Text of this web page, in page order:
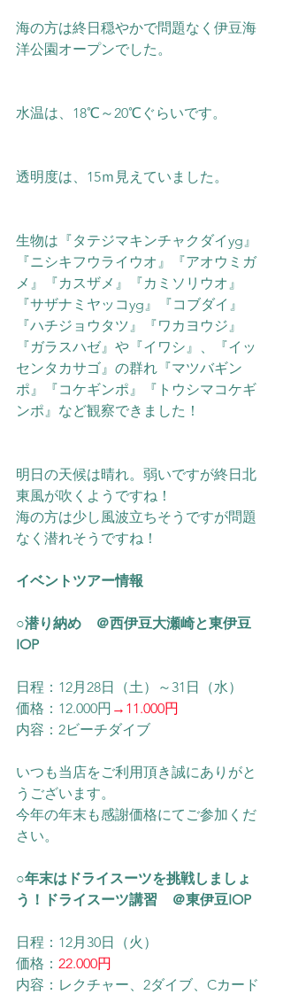
海の方は終日穏やかで問題なく伊豆海
洋公園オープンでした。
水温は、18℃～20℃ぐらいです。
透明度は、15ｍ見えていました。
生物は『タテジマキンチャクダイyg』
『ニシキフウライウオ』『アオウミガ
メ』『カスザメ』『カミソリウオ』
『サザナミヤッコyg』『コブダイ』
『ハチジョウタツ』『ワカヨウジ』
『ガラスハゼ』や『イワシ』、『イッ
センタカサゴ』の群れ『マツバギン
ポ』『コケギンポ』
『トウシマコケギ
ンポ』 など観察できました！
明日の天候は晴れ。弱いですが終日北
東風が吹くようですね！
海の方は少し風波立ちそうですが問題
なく潜れそうですね！
イベントツアー情報
○潜り納め　＠西伊豆大瀬崎と東伊豆
IOP
日程：12月28日（土）～31日（水）
価格：12.000円 →11.000円
内容：2ビーチダイブ
いつも当店をご利用頂き誠にありがと
うございます。
今年の年末も感謝価格にてご参加くだ
さい。
○年末はドライスーツを挑戦しましょ
う！ドライスーツ講習　＠東伊豆IOP
日程：12月30日（火）
価格： 22.000円
内容：レクチャー、2ダイブ、Cカード